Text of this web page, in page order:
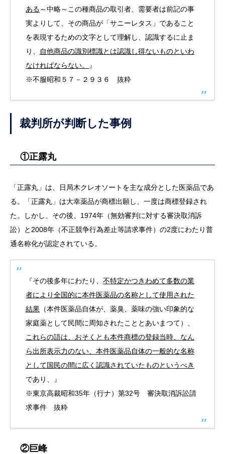
ある ～中略～この種商品の取引者、需要者は前記の事
実よりして、その商品が「サニーレタス」であること
を表現するための文字として理解し、認識するに止ま
り、
自他商品の識別標識とは認識し得ないものといわ
なければならない。
』
※不服昭和５７－２９３６ 抜粋
裁判所が判断した事例
①正露丸
「正露丸」は、日局木クレオソートを主な成分とした医薬品であ
る。「正露丸」は大幸薬品が商標出願し、一度は商標登録され
た。しかし、その後、1974年（無効審判に対する審決取消訴
訟）と2008年（不正競争行為差止等請求事件）の2度にわたり普
通名称化が認定されている。
『その後多年にわたり、 不特定かつきわめて多数の業
者により全国的に本件医薬品の名称として使用された
結果 （本件医薬品自体が、薬臭、薬味の強い印象的な
家庭薬として民間に周知されたこととあいまつて）、
これらの語は、おそくとも本件商標の登録当時、なん
ら出所表示力のない、本件医薬品自体の一般的な名称
として国民の間に広く認識されていたものというべき
であり、』
※東京高裁昭和35年（行ナ）第32号 審決取消訴訟請
求事件 抜粋
②巨峰